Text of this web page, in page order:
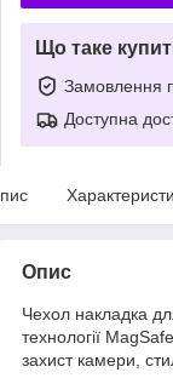
Що таке
Замовлення
Доступна
Опис
Чехол накладка
технології
захист камери,